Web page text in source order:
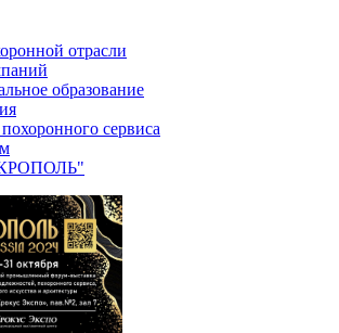
отрасли
образование
сервиса